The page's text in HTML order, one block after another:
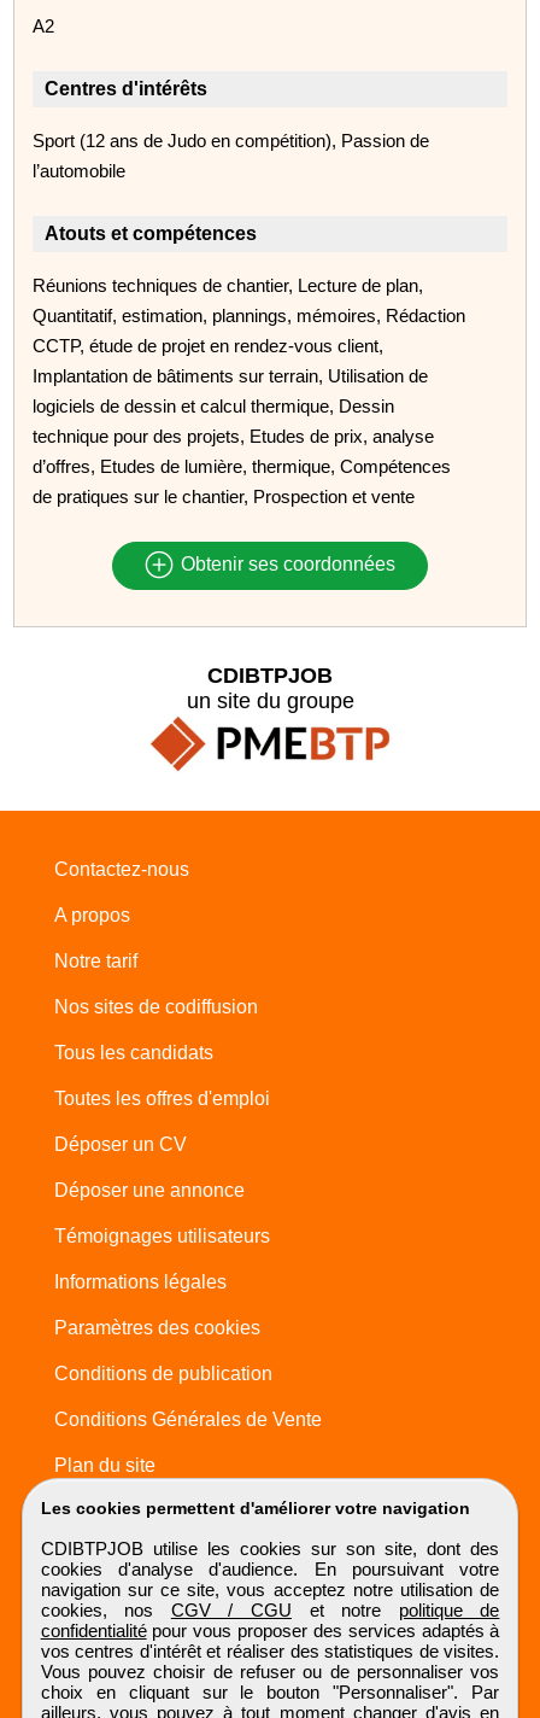
A2
Centres d'intérêts
Sport (12 ans de Judo en compétition), Passion de
l’automobile
Atouts et compétences
Réunions techniques de chantier, Lecture de plan,
Quantitatif, estimation, plannings, mémoires, Rédaction
CCTP, étude de projet en rendez-vous client,
Implantation de bâtiments sur terrain, Utilisation de
logiciels de dessin et calcul thermique, Dessin
technique pour des projets, Etudes de prix, analyse
d’offres, Etudes de lumière, thermique, Compétences
de pratiques sur le chantier, Prospection et vente
Obtenir ses coordonnées
Les cookies permettent d'améliorer votre navigation
CDIBTPJOB utilise les cookies sur son site, dont des
cookies d'analyse d'audience. En poursuivant votre
navigation sur ce site, vous acceptez notre utilisation de
cookies, nos CGV / CGU et notre politique de
confidentialitépour vous proposer des services adaptés à
vos centres d'intérêt et réaliser des statistiques de visites.
Vous pouvez choisir de refuser ou de personnaliser vos
choix en cliquant sur le bouton "Personnaliser". Par
ailleurs, vous pouvez à tout moment changer d'avis en
CDIBTPJOB
un site du groupe
Contactez-nous
A propos
Notre tarif
Nos sites de codiffusion
Tous les candidats
Toutes les offres d'emploi
Déposer un CV
Déposer une annonce
Témoignages utilisateurs
Informations légales
Paramètres des cookies
Conditions de publication
Conditions Générales de Vente
Plan du site